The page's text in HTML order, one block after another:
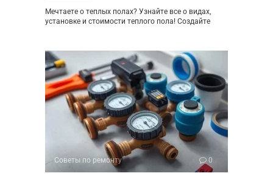
Мечтаете о теплых полах? Узнайте все о видах,
установке и стоимости теплого пола! Создайте
Советы по ремонту 0